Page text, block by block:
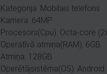
Kategorija: Mobilais telefons
Kamera: 64MP
Procesors(Cpu): Octa-core
Operatīvā atmiņa(RAM): 6GB
Atmiņa: 128GB
Operētājsistēma(OS):